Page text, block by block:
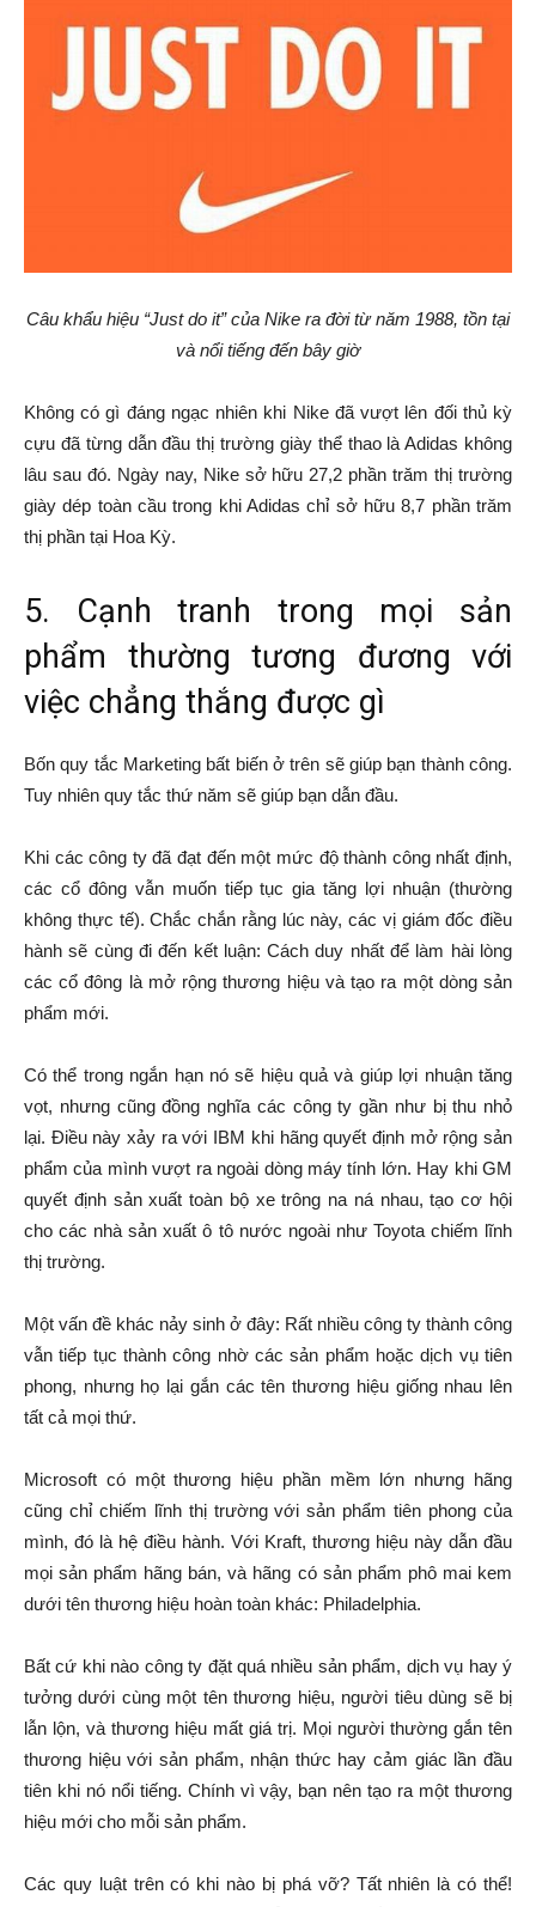
Câu khẩu hiệu “Just do it” của Nike ra đời từ năm 1988, tồn tại
và nổi tiếng đến bây giờ
Không có gì đáng ngạc nhiên khi Nike đã vượt lên đối thủ kỳ
cựu đã từng dẫn đầu thị trường giày thể thao là Adidas không
lâu sau đó. Ngày nay, Nike sở hữu 27,2 phần trăm thị trường
giày dép toàn cầu trong khi Adidas chỉ sở hữu 8,7 phần trăm
thị phần tại Hoa Kỳ.
5. Cạnh tranh trong mọi sản
phẩm thường tương đương với
việc chẳng thắng được gì
Bốn quy tắc Marketing bất biến ở trên sẽ giúp bạn thành công.
Tuy nhiên quy tắc thứ năm sẽ giúp bạn dẫn đầu.
Khi các công ty đã đạt đến một mức độ thành công nhất định,
các cổ đông vẫn muốn tiếp tục gia tăng lợi nhuận (thường
không thực tế). Chắc chắn rằng lúc này, các vị giám đốc điều
hành sẽ cùng đi đến kết luận: Cách duy nhất để làm hài lòng
các cổ đông là mở rộng thương hiệu và tạo ra một dòng sản
phẩm mới.
Có thể trong ngắn hạn nó sẽ hiệu quả và giúp lợi nhuận tăng
vọt, nhưng cũng đồng nghĩa các công ty gần như bị thu nhỏ
lại. Điều này xảy ra với IBM khi hãng quyết định mở rộng sản
phẩm của mình vượt ra ngoài dòng máy tính lớn. Hay khi GM
quyết định sản xuất toàn bộ xe trông na ná nhau, tạo cơ hội
cho các nhà sản xuất ô tô nước ngoài như Toyota chiếm lĩnh
thị trường.
Một vấn đề khác nảy sinh ở đây: Rất nhiều công ty thành công
vẫn tiếp tục thành công nhờ các sản phẩm hoặc dịch vụ tiên
phong, nhưng họ lại gắn các tên thương hiệu giống nhau lên
tất cả mọi thứ.
Microsoft có một thương hiệu phần mềm lớn nhưng hãng
cũng chỉ chiếm lĩnh thị trường với sản phẩm tiên phong của
mình, đó là hệ điều hành. Với Kraft, thương hiệu này dẫn đầu
mọi sản phẩm hãng bán, và hãng có sản phẩm phô mai kem
dưới tên thương hiệu hoàn toàn khác: Philadelphia.
Bất cứ khi nào công ty đặt quá nhiều sản phẩm, dịch vụ hay ý
tưởng dưới cùng một tên thương hiệu, người tiêu dùng sẽ bị
lẫn lộn, và thương hiệu mất giá trị. Mọi người thường gắn tên
thương hiệu với sản phẩm, nhận thức hay cảm giác lần đầu
tiên khi nó nổi tiếng. Chính vì vậy, bạn nên tạo ra một thương
hiệu mới cho mỗi sản phẩm.
Các quy luật trên có khi nào bị phá vỡ? Tất nhiên là có thể!